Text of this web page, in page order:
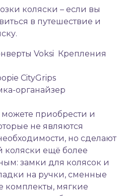
коляски – если вы
в путешествие и
Voksi Крепления
CityGrips
органайзер
можете приобрести и
не являются
но сделают
коляски ещё более
замки для колясок и
на ручки, сменные
комплекты, мягкие